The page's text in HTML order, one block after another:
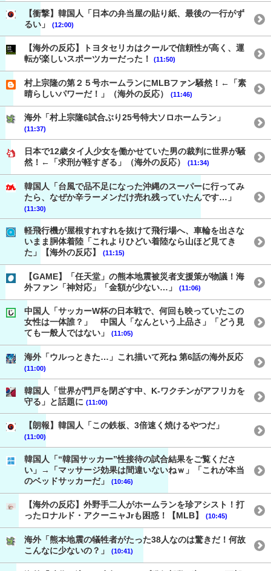
【衝撃】韓国人「日本の弁当屋の貼り紙、最後の一行がず
るい」
(12:00)
【海外の反応】トヨタセリカはクールで信頼性が高く、運
転が楽しいスポーツカーだった！
(11:50)
村上宗隆の第２５号ホームランにMLBファン騒然！←「素
晴らしいパワーだ！」（海外の反応）
(11:46)
海外「村上宗隆6試合ぶり25号特大ソロホームラン」
(11:37)
日本で12歳タイ人少女を働かせていた男の裁判に世界が騒
然！←「求刑が軽すぎる」（海外の反応）
(11:34)
韓国人「台風で品不足になった沖縄のスーパーに行ってみ
たら、なぜか辛ラーメンだけ売れ残っていたんです…」
(11:30)
軽飛行機が屋根すれすれを抜けて飛行場へ、車輪を出さな
いまま胴体着陸「これよりひどい着陸なら山ほど見てき
た」【海外の反応】
(11:15)
【GAME】「任天堂」の熊本地震被災者支援策が物議！海
外ファン「神対応」「金額が少ない…」
(11:06)
中国人「サッカーW杯の日本戦で、何回も映っていたこの
女性は一体誰？」 中国人「なんという上品さ」「どう見
ても一般人ではない」
(11:05)
海外「ウルっときた…」これ描いて死ね 第6話の海外反応
(11:00)
韓国人「世界が門戸を閉ざす中、K-ワクチンがアフリカを
守る」と話題に (11:00)
【朗報】韓国人「この鉄板、3倍速く焼けるやつだ」
(11:00)
韓国人「“韓国サッカー”性接待の試合結果をご覧くださ
い」→「マッサージ効果は間違いないねｗ」「これが本当
のベッドサッカーだ」
(10:46)
【海外の反応】外野手二人がホームランを珍アシスト！打
ったロナルド・アクーニャJrも困惑！【MLB】
(10:45)
海外「熊本地震の犠牲者がたった38人なのは驚きだ！何故
こんなに少ないの？」
(10:41)